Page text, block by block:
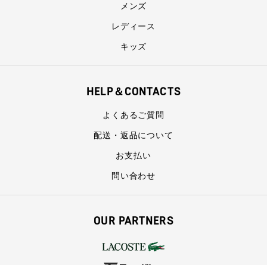
メンズ
レディース
キッズ
HELP＆CONTACTS
よくあるご質問
配送・返品について
お支払い
問い合わせ
OUR PARTNERS